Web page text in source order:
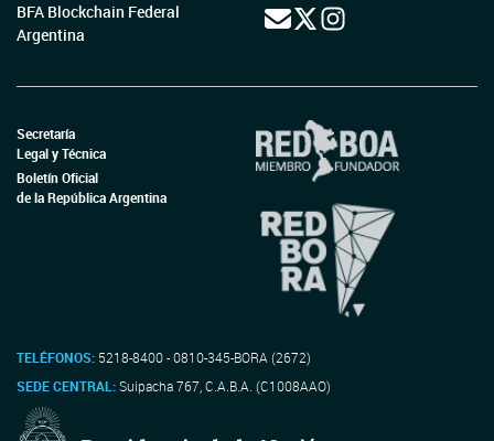
BFA Blockchain Federal
Argentina
Secretaría
Legal y Técnica
Boletín Oficial
de la República Argentina
TELÉFONOS: 5218-8400 - 0810-345-BORA (2672)
SEDE CENTRAL:Suipacha 767, C.A.B.A. (C1008AAO)